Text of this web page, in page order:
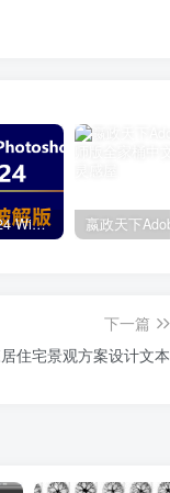
Photoshop 2024 Win|Mac 简体中文破解版安装包下载及安装教程
下一篇
住宅景观方案设计文本